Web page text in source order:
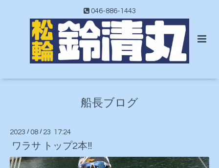
046-886-1443
船長ブログ
2023 / 08 / 23 17:24
ワラサ トップ2本‼️